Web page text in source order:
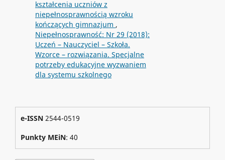
kształcenia uczniów z
niepełnosprawnością wzroku
kończących gimnazjum ,
Niepełnosprawność: Nr 29 (2018):
Uczeń – Nauczyciel – Szkoła.
Wzorce – rozwiązania. Specjalne
potrzeby edukacyjne wyzwaniem
dla systemu szkolnego
e-ISSN 2544-0519
Punkty MEiN: 40